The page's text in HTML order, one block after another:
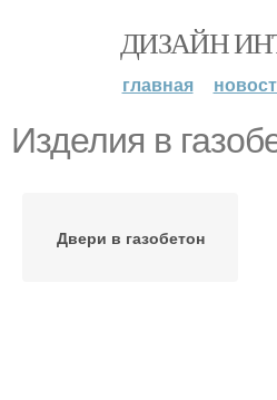
ДИЗАЙН
главная
Изделия в
Двери в газобетон